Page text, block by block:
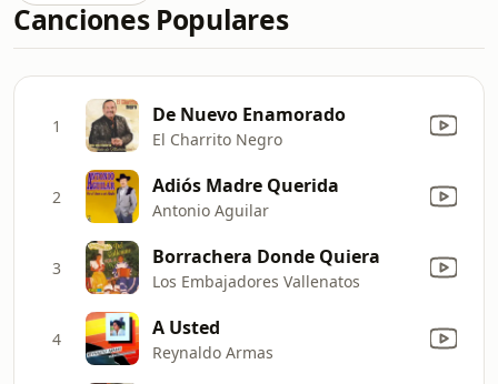
Canciones Populares
1 De Nuevo Enamorado
El Charrito Negro
2 Adiós Madre Querida
Antonio Aguilar
3 Borrachera Donde Quiera
Los Embajadores Vallenatos
4 A Usted
Reynaldo Armas